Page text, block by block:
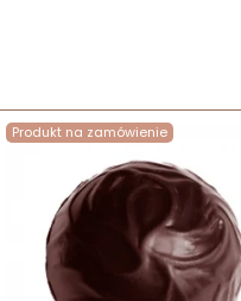
Produkt na zamówienie